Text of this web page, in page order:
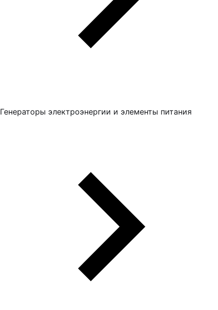
Генераторы электроэнергии и элементы питания